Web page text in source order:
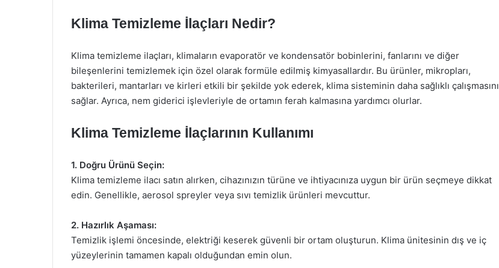
Klima Temizleme İlaçları Nedir?
Klima temizleme ilaçları, klimaların evaporatör ve kondensatör bobinlerini, fanlarını ve diğer
bileşenlerini temizlemek için özel olarak formüle edilmiş kimyasallardır. Bu ürünler, mikropları,
bakterileri, mantarları ve kirleri etkili bir şekilde yok ederek, klima sisteminin daha sağlıklı çalışmasını
sağlar. Ayrıca, nem giderici işlevleriyle de ortamın ferah kalmasına yardımcı olurlar.
Klima Temizleme İlaçlarının Kullanımı
1. Doğru Ürünü Seçin:
Klima temizleme ilacı satın alırken, cihazınızın türüne ve ihtiyacınıza uygun bir ürün seçmeye dikkat
edin. Genellikle, aerosol spreyler veya sıvı temizlik ürünleri mevcuttur.
2. Hazırlık Aşaması:
Temizlik işlemi öncesinde, elektriği keserek güvenli bir ortam oluşturun. Klima ünitesinin dış ve iç
yüzeylerinin tamamen kapalı olduğundan emin olun.